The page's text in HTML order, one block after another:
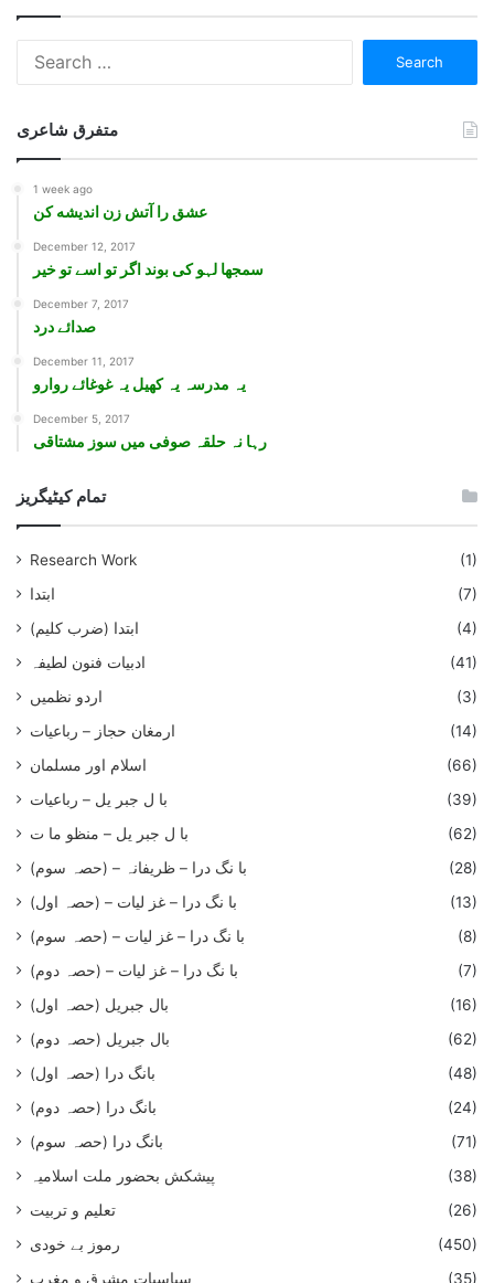
متفرق شاعری
1 week ago
عشق را آتش زن اندیشه کن
December 12, 2017
سمجھا لہو کی بوند اگر تو اسے تو خير
December 7, 2017
صدائے درد
December 11, 2017
يہ مدرسہ يہ کھيل يہ غوغائے روارو
December 5, 2017
رہا نہ حلقہ صوفی ميں سوز مشتاقی
تمام کیٹیگریز
Research Work
(1)
ابتدا
(7)
ابتدا (ضرب کلیم)
(4)
ادبیات فنون لطیفہ
(41)
اردو نظمیں
(3)
ارمغان حجاز – رباعیات
(14)
اسلام اور مسلمان
(66)
با ل جبر یل – رباعيات
(39)
با ل جبر یل – منظو ما ت
(62)
با نگ درا – ظریفانہ – (حصہ سوم)
(28)
با نگ درا – غز ليات – (حصہ اول)
(13)
با نگ درا – غز ليات – (حصہ سوم)
(8)
با نگ درا – غز لیات – (حصہ دوم)
(7)
بال جبریل (حصہ اول)
(16)
بال جبریل (حصہ دوم)
(62)
بانگ درا (حصہ اول)
(48)
بانگ درا (حصہ دوم)
(24)
بانگ درا (حصہ سوم)
(71)
پیشکش بحضور ملت اسلامیہ
(38)
تعلیم و تربیت
(26)
رموز بے خودی
(450)
سیاسیات مشرق و مغرب
(35)